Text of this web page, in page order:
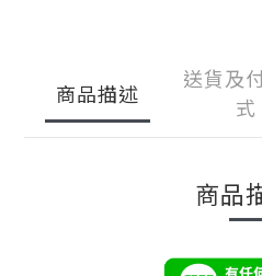
商品描述
送貨及
式
商品